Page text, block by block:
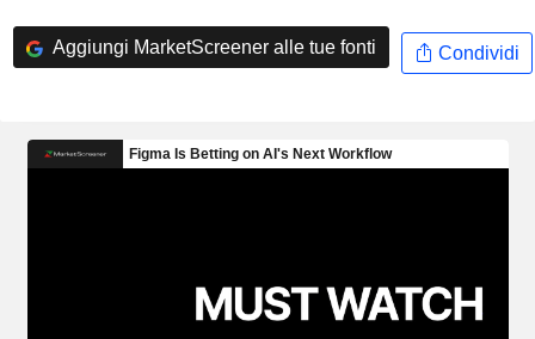
Aggiungi MarketScreener alle tue fonti Condividi